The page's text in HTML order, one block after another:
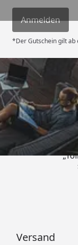
Anmelden
*Der Gutschein gilt ab
Versand